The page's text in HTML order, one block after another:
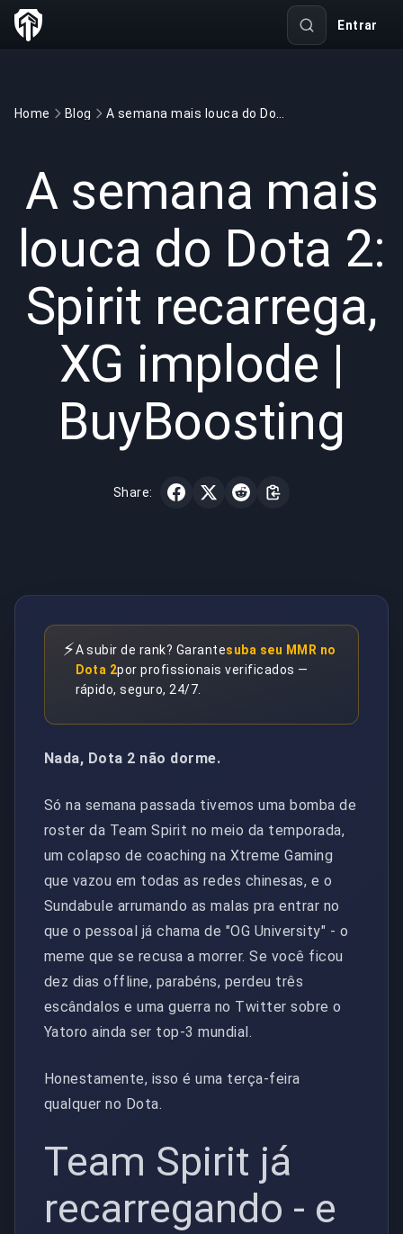
Entrar
Home Blog
A semana mais
louca do Dota 2:
Spirit recarrega,
XG implode |
BuyBoosting
Share:
⚡A subir de rank? Garantesuba seu MMR no
Dota 2por profissionais verificados —
rápido, seguro, 24/7.
Nada, Dota 2 não dorme.
Só na semana passada tivemos uma bomba de
roster da Team Spirit no meio da temporada,
um colapso de coaching na Xtreme Gaming
que vazou em todas as redes chinesas, e o
Sundabule arrumando as malas pra entrar no
que o pessoal já chama de "OG University" - o
meme que se recusa a morrer. Se você ficou
dez dias offline, parabéns, perdeu três
escândalos e uma guerra no Twitter sobre o
Yatoro ainda ser top-3 mundial.
Honestamente, isso é uma terça-feira
qualquer no Dota.
Team Spirit já
recarregando - e